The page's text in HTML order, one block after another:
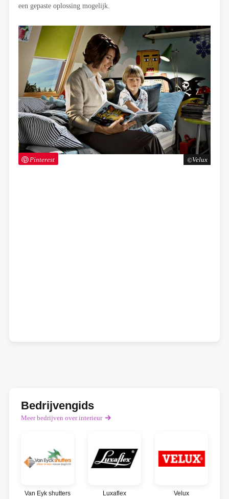
Velux
Pinterest
een gepaste oplossing mogelijk.
Bedrijvengids
Meer bedrijven over interieur
Van Eyk shutters Luxaflex Velux